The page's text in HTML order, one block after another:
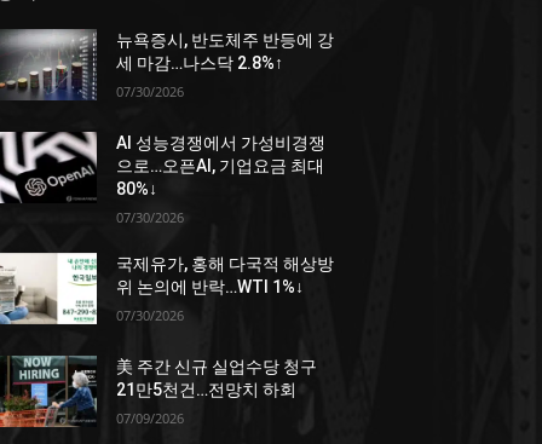
뉴욕증시, 반도체주 반등에 강
세 마감…나스닥 2.8%↑
07/30/2026
AI 성능경쟁에서 가성비경쟁
으로…오픈AI, 기업요금 최대
80%↓
07/30/2026
국제유가, 홍해 다국적 해상방
위 논의에 반락…WTI 1%↓
07/30/2026
美 주간 신규 실업수당 청구
21만5천건…전망치 하회
07/09/2026